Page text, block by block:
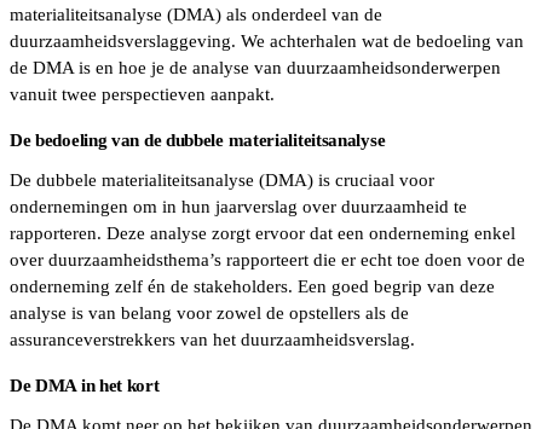
materialiteitsanalyse (DMA) als onderdeel van de
duurzaamheidsverslaggeving. We achterhalen wat de bedoeling van
de DMA is en hoe je de analyse van duurzaamheidsonderwerpen
vanuit twee perspectieven aanpakt.
De bedoeling van de dubbele materialiteitsanalyse
De dubbele materialiteitsanalyse (DMA) is cruciaal voor
ondernemingen om in hun jaarverslag over duurzaamheid te
rapporteren. Deze analyse zorgt ervoor dat een onderneming enkel
over duurzaamheidsthema’s rapporteert die er echt toe doen voor de
onderneming zelf én de stakeholders. Een goed begrip van deze
analyse is van belang voor zowel de opstellers als de
assuranceverstrekkers van het duurzaamheidsverslag.
De DMA in het kort